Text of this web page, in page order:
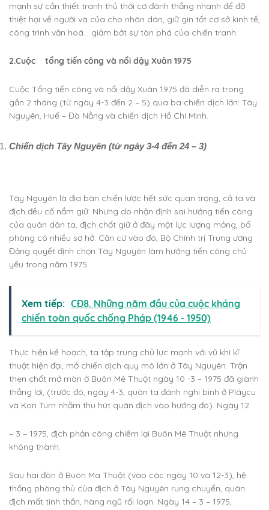
mạnh sự cần thiết tranh thủ thời cơ đánh thắng nhanh để đỡ
thiệt hại về người và của cho nhân dân, giữ gìn tốt cơ sở kinh tế,
công trình văn hoá… giảm bớt sự tàn phá của chiến tranh.
2.Cuộc tổng tiến công và nổi dậy Xuân 1975
Cuộc Tổng tiến công và nổi dậy Xuân 1975 đã diễn ra trong
gần 2 tháng (từ ngày 4-3 đến 2 – 5) qua ba chiến dịch lớn: Tây
Nguyên, Huế – Đà Nằng và chiến dịch Hồ Chí Minh.
Chiến dịch Tây Nguyên (từ ngày 3-4 đến 24 – 3)
Tây Nguyên là địa bàn chiến lược hết sức quan trọng, cả ta và
địch đều cố nắm giữ. Nhưng do nhận định sai hướng tiến công
của quân dân ta, địch chốt giữ ở đây một lực lượng mỏng, bố
phòng có nhiều sơ hở. Căn cứ vào đó, Bộ Chính trị Trung ương
Đảng quyết định chọn Tây Nguyên làm hướng tiến công chủ
yếu trong năm 1975.
Xem tiếp: CĐ8. Những năm đầu của cuộc kháng
chiến toàn quốc chống Pháp (1946 - 1950)
Thực hiện kế hoạch, ta tập trung chủ lực mạnh với vũ khí kĩ
thuật hiện đại, mở chiến dịch quy mô lớn ở Tây Nguyên. Trận
then chốt mở màn ở Buôn Mê Thuột ngày 10 -3 – 1975 đã giành
thắng lợi, (trước đó, ngày 4-3, quân ta đánh nghi binh ở Plâycu
và Kon Turn nhằm thu hút quân địch vào hướng đó). Ngày 12
– 3 – 1975, địch phản công chiếm lại Buôn Mê Thuột nhưng
không thành.
Sau hai đòn ở Buôn Ma Thuột (vào các ngày 10 và 12-3), hệ
thống phòng thủ của địch ở Tây Nguyên rung chuyển, quân
địch mất tinh thần, hàng ngũ rối loạn. Ngày 14 – 3 – 1975,